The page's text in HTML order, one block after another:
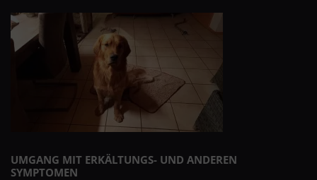
UMGANG MIT ERKÄLTUNGS- UND ANDEREN
SYMPTOMEN